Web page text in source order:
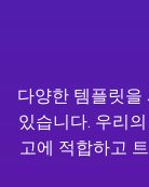
다양한 템플릿을
있습니다. 우리의
고에 적합하고